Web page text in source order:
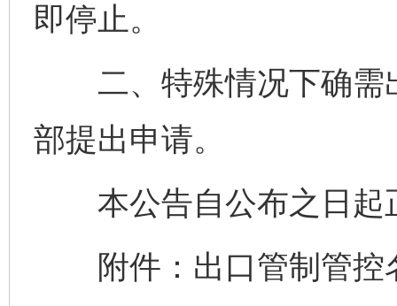
即停止。
二、特殊情况下确需
部提出申请。
本公告自公布之日起
附件：出口管制管控